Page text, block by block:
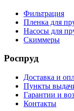
Фильтрация
Пленка для
Насосы для
Скиммеры
Роспруд
Доставка и
Пункты
Гарантии и
Контакты